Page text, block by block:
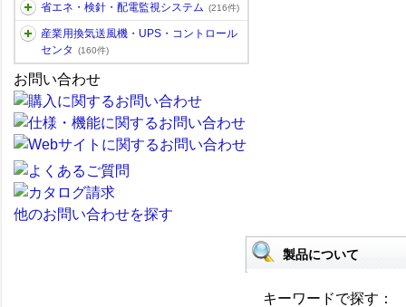
省エネ・検針・配電監視システム (216件)
産業用換気送風機・UPS・コントロール
センタ
(160件)
お問い合わせ
他のお問い合わせを探す
製品について
キーワードで探す：